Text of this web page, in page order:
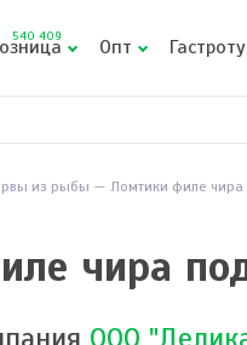
540 409 Опт
из рыбы Ломтики филе
чира
ООО